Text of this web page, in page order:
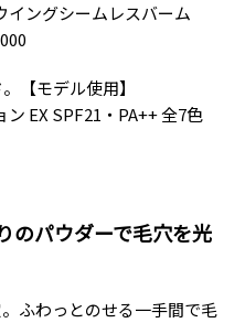
イングシームレスバーム
【モデル使用】
EX SPF21・PA++ 全7色
のパウダーで毛穴を光
ふわっとのせる一手間で毛